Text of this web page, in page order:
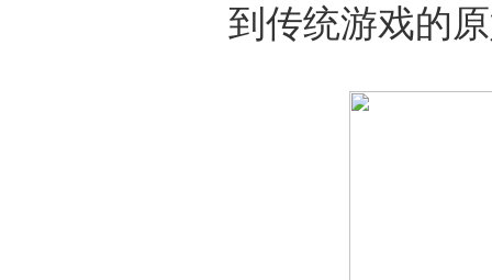
到传统游戏的